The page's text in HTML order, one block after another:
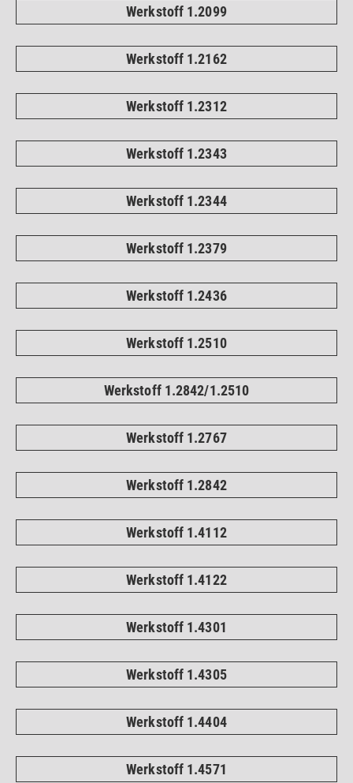
Werkstoff 1.2099
Werkstoff 1.2162
Werkstoff 1.2312
Werkstoff 1.2343
Werkstoff 1.2344
Werkstoff 1.2379
Werkstoff 1.2436
Werkstoff 1.2510
Werkstoff 1.2842/1.2510
Werkstoff 1.2767
Werkstoff 1.2842
Werkstoff 1.4112
Werkstoff 1.4122
Werkstoff 1.4301
Werkstoff 1.4305
Werkstoff 1.4404
Werkstoff 1.4571